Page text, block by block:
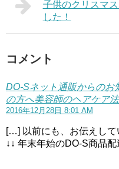
子供のクリスマ
した！
コメント
DO-Sネット通販からのお
の方へ美容師のヘアケア法
2016年12月28日 8:01 AM
[…] 以前にも、お伝えして
↓↓ 年末年始のDO-S商品